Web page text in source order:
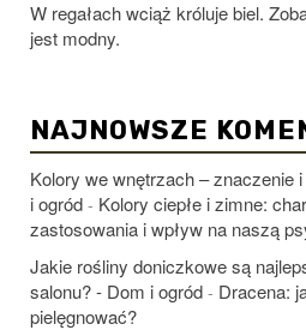
W regałach wciąż króluje biel.
jest modny.
NAJNOWSZE
Kolory we wnętrzach – znaczenie
i ogród - Kolory ciepłe i zimne:
zastosowania i wpływ na naszą
Jakie rośliny doniczkowe są
salonu? - Dom i ogród - Dracena:
pielęgnować?